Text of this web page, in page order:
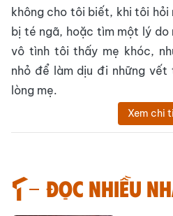
không cho tôi biết, khi tôi hỏi
bị té ngã, hoặc tìm một lý do
vô tình tôi thấy mẹ khóc,
nhỏ để làm dịu đi những
lòng mẹ.
Xem chi
Đọc nhiều